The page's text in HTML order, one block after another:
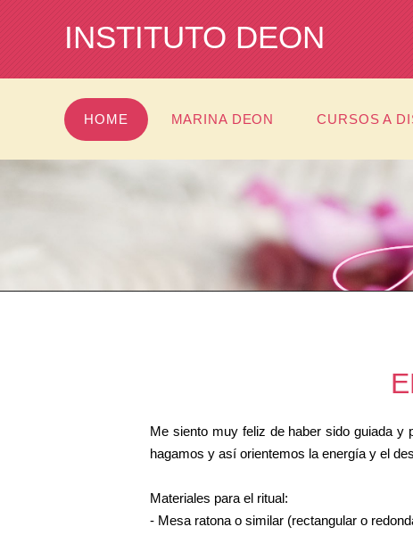
INSTITUTO DEON
HOME MARINA DEON CURSOS A
Me siento muy feliz de haber sido guiada
hagamos y así orientemos la energía y el
Materiales para el ritual:
- Mesa ratona o similar (rectangular o